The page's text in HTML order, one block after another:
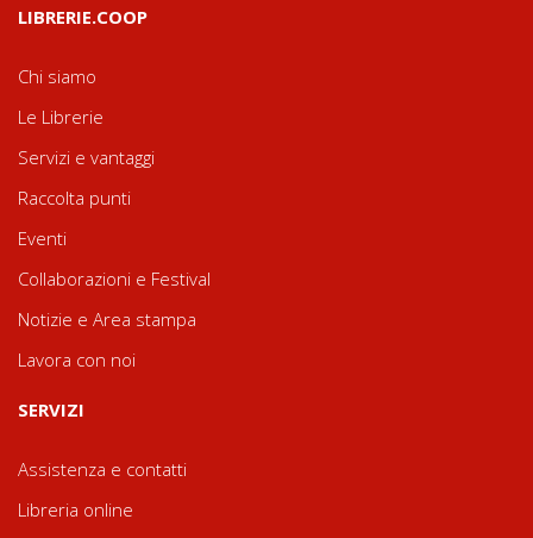
LIBRERIE.COOP
Chi siamo
Le Librerie
Servizi e vantaggi
Raccolta punti
Eventi
Collaborazioni e Festival
Notizie e Area stampa
Lavora con noi
SERVIZI
Assistenza e contatti
Libreria online